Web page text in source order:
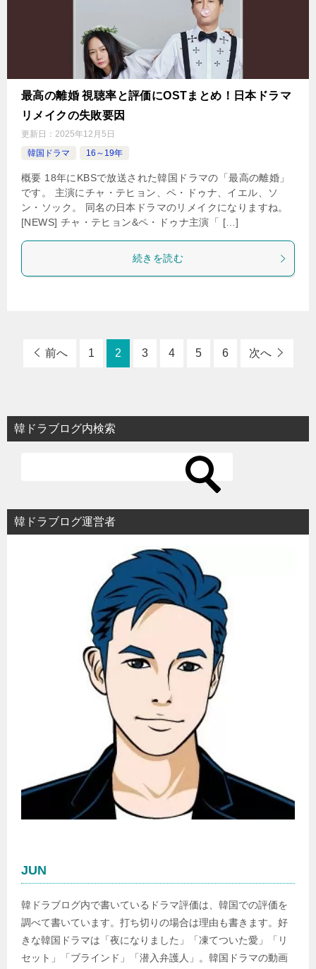
最高の離婚 視聴率と評価にOSTまとめ！日本ドラマ
リメイクの失敗要因
更新日： 2025年12月5日
韓国ドラマ
16～19年
概要 18年にKBSで放送された韓国ドラマの「最高の離婚」
です。 主演にチャ・テヒョン、ペ・ドゥナ、イエル、ソ
ン・ソック。 同名の日本ドラマのリメイクになりますね。
[NEWS] チャ・テヒョン&ペ・ドゥナ主演「 […]
続きを読む
前へ 1 2 3 4 5 6 次へ
韓ドラブログ内検索
韓ドラブログ運営者
JUN
韓ドラブログ内で書いているドラマ評価は、韓国での評価を
調べて書いています。打ち切りの場合は理由も書きます。好
きな韓国ドラマは「夜になりました」「凍てついた愛」「リ
セット」「ブラインド」「潜入弁護人」。韓国ドラマの動画